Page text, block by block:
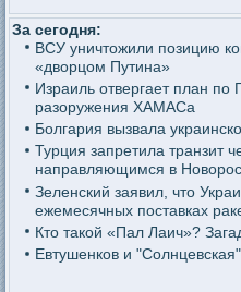
За сегодня:
ВСУ уничтожили позицию
«дворцом Путина»
Израиль отвергает план по
разоружения ХАМАСа
Болгария вызвала
Турция запретила транзит
направляющимся в
Зеленский заявил, что
ежемесячных поставках
Кто такой «Пал Лаич»?
Евтушенков и